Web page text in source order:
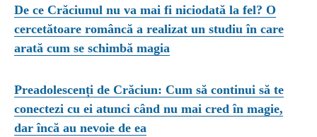
De ce Crăciunul nu va mai fi niciodată la fel? O
cercetătoare româncă a realizat un studiu în care
arată cum se schimbă magia
Preadolescenți de Crăciun: Cum să continui să te
conectezi cu ei atunci când nu mai cred în magie,
dar încă au nevoie de ea